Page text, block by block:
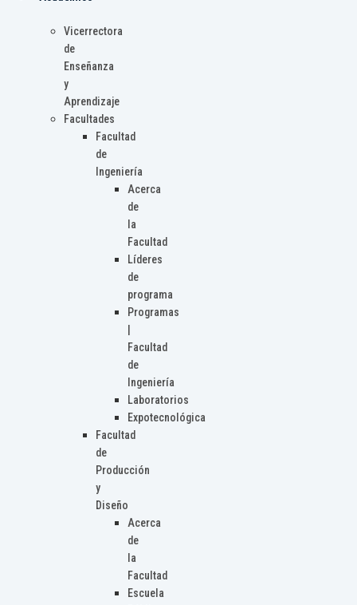
Vicerrectora
de
Enseñanza
y
Aprendizaje
Facultades
Facultad
de
Ingeniería
Acerca
de
la
Facultad
Líderes
de
programa
Programas
Facultad
de
Ingeniería
Laboratorios
Expotecnológica
Facultad
de
Producción
y
Diseño
Acerca
de
la
Facultad
Escuela